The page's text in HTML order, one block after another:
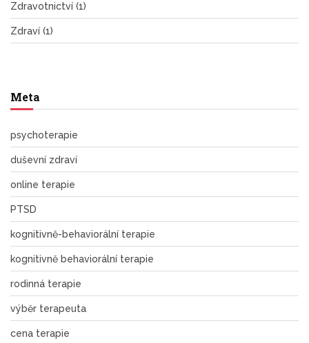
Zdravotnictví (1)
Zdraví (1)
Meta
psychoterapie
duševní zdraví
online terapie
PTSD
kognitivně-behaviorální terapie
kognitivně behaviorální terapie
rodinná terapie
výběr terapeuta
cena terapie